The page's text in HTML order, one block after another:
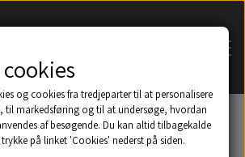
på navn af tagsten
og cookies fra tredjeparter til at personalisere
til markedsføring og til at undersøge, hvordan
af besøgende. Du kan altid tilbagekalde
på linket 'Cookies' nederst på siden.